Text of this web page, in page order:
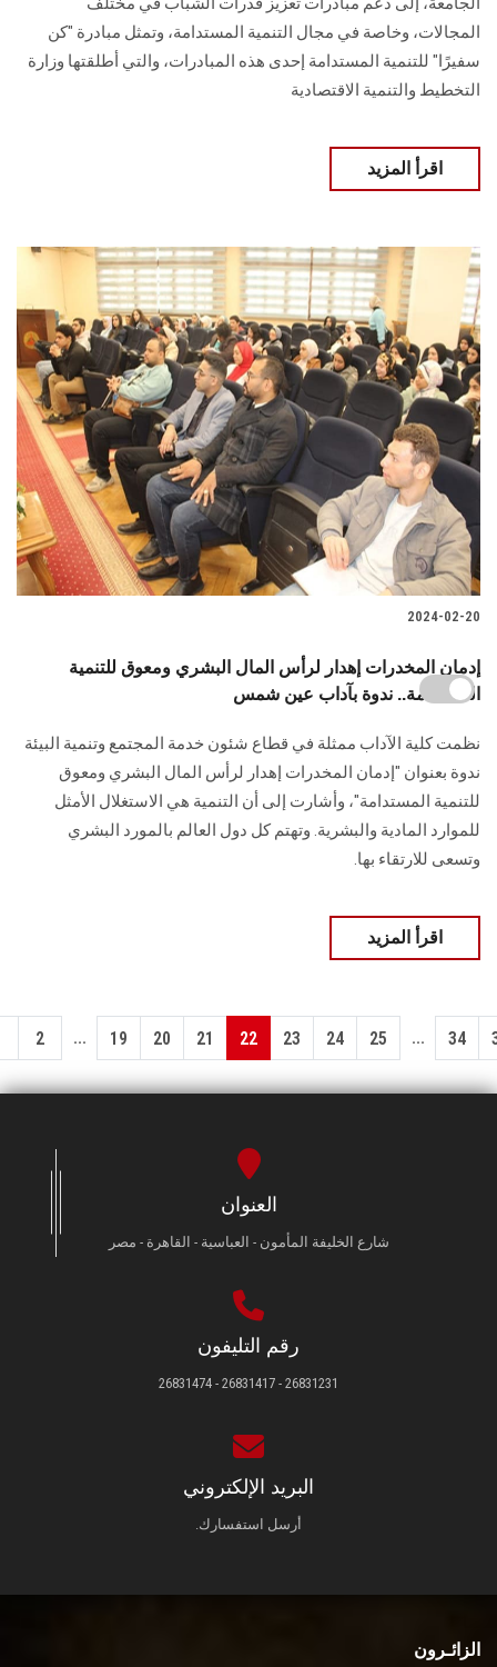
المجالات، وخاصة في مجال التنمية المستدامة، وتمثل مبادرة "كن
سفيرًا" للتنمية المستدامة إحدى هذه المبادرات، والتي أطلقتها وزارة
التخطيط والتنمية الاقتصادية
اقرأ المزيد
2024-02-20
إدمان المخدرات إهدار لرأس المال البشري ومعوق للتنمية
المستدامة.. ندوة بآداب عين شمس
نظمت كلية الآداب ممثلة في قطاع شئون خدمة المجتمع وتنمية البيئة
ندوة ‏بعنوان "إدمان المخدرات إهدار لرأس المال البشري ومعوق
للتنمية المستدامة"، وأشارت إلى أن التنمية هي الاستغلال الأمثل
للموارد المادية والبشرية. وتهتم كل دول العالم ‏بالمورد البشري
وتسعى للارتقاء بها‎.‎
اقرأ المزيد
2 ... 19 20 21 22 23 24 25 ... 34
العنوان
شارع الخليفة المأمون - العباسية - القاهرة - مصر
رقم التليفون
26831231 - 26831417 - 26831474
البريد الإلكتروني
أرسل استفسارك.
الزائـرون